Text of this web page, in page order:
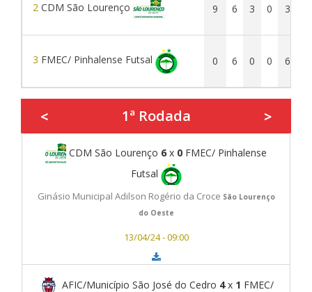
2 CDM São Lourenço 9 6 3 0 3
3 FMEC/ Pinhalense Futsal 0 6 0 0 6
< 1ª Rodada >
CDM São Lourenço 6 x 0 FMEC/ Pinhalense
Futsal
Ginásio Municipal Adilson Rogério da Croce São Lourenço
do Oeste
13/04/24 - 09:00
AFIC/Município São José do Cedro 4x 1 FMEC/